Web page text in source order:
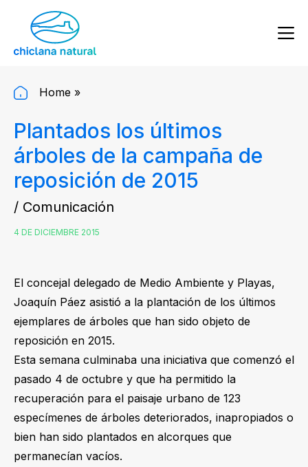
Home »
Plantados los últimos
árboles de la campaña de
reposición de 2015
/ Comunicación
4 DE DICIEMBRE 2015
El concejal delegado de Medio Ambiente y Playas,
Joaquín Páez asistió a la plantación de los últimos
ejemplares de árboles que han sido objeto de
reposición en 2015.
Esta semana culminaba una iniciativa que comenzó el
pasado 4 de octubre y que ha permitido la
recuperación para el paisaje urbano de 123
especímenes de árboles deteriorados, inapropiados o
bien han sido plantados en alcorques que
permanecían vacíos.